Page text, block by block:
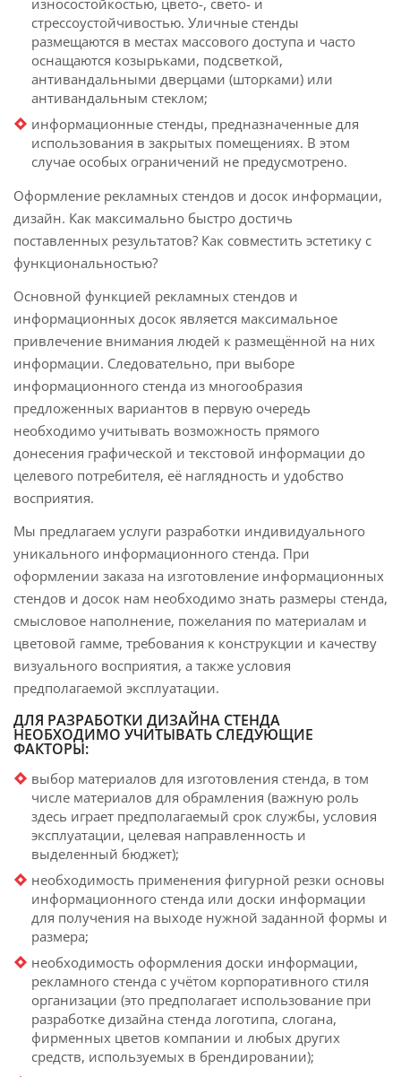
износостойкостью, цвето-, свето- и
стрессоустойчивостью. Уличные стенды
размещаются в местах массового доступа и часто
оснащаются козырьками, подсветкой,
антивандальными дверцами (шторками) или
антивандальным стеклом;
информационные стенды, предназначенные для
использования в закрытых помещениях. В этом
случае особых ограничений не предусмотрено.
Оформление рекламных стендов и досок информации,
дизайн. Как максимально быстро достичь
поставленных результатов? Как совместить эстетику с
функциональностью?
Основной функцией рекламных стендов и
информационных досок является максимальное
привлечение внимания людей к размещённой на них
информации. Следовательно, при выборе
информационного стенда из многообразия
предложенных вариантов в первую очередь
необходимо учитывать возможность прямого
донесения графической и текстовой информации до
целевого потребителя, её наглядность и удобство
восприятия.
Мы предлагаем услуги разработки индивидуального
уникального информационного стенда. При
оформлении заказа на изготовление информационных
стендов и досок нам необходимо знать размеры стенда,
смысловое наполнение, пожелания по материалам и
цветовой гамме, требования к конструкции и качеству
визуального восприятия, а также условия
предполагаемой эксплуатации.
ДЛЯ РАЗРАБОТКИ ДИЗАЙНА СТЕНДА
НЕОБХОДИМО УЧИТЫВАТЬ СЛЕДУЮЩИЕ
ФАКТОРЫ:
выбор материалов для изготовления стенда, в том
числе материалов для обрамления (важную роль
здесь играет предполагаемый срок службы, условия
эксплуатации, целевая направленность и
выделенный бюджет);
необходимость применения фигурной резки основы
информационного стенда или доски информации
для получения на выходе нужной заданной формы и
размера;
необходимость оформления доски информации,
рекламного стенда с учётом корпоративного стиля
организации (это предполагает использование при
разработке дизайна стенда логотипа, слогана,
фирменных цветов компании и любых других
средств, используемых в брендировании);